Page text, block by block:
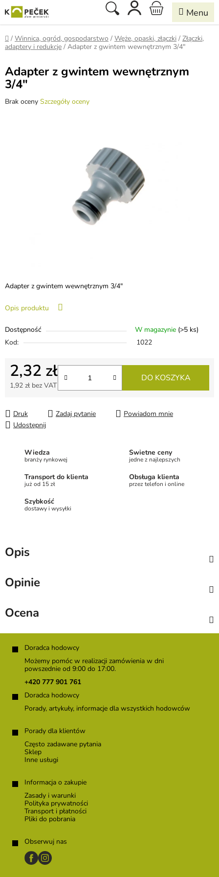
do
treści
Szukaj KOSZYK
Home
/ Winnica, ogród, gospodarstwo / Węże, opaski, złączki / Złączki,
adaptery i redukcje / Adapter z gwintem wewnętrznym 3/4"
Adapter z gwintem wewnętrznym 3/4"
Opis produktu
Dostępność W magazynie (>5 ks)
Kod:
1022
2,32 zł
1,92 zł bez VAT
DO KOSZYKA
Druk Zadaj pytanie
Powiadom mnie
Udostępnij
Adapter z gwintem wewnętrznym
3/4"
Średnia
Brak oceny Szczegóły oceny
Wiedza
branży rynkowej
Świetne ceny
jedne z najlepszych
Transport do klienta
już od 15 zł
Obsługa klienta
przez telefon i online
Szybkość
dostawy i wysyłki
Opis
Opinie
Ocena
Doradca hodowcy
Możemy pomóc w realizacji zamówienia w dni
powszednie od 9:00 do 17:00.
+420 777 901 761
Doradca hodowcy
Porady, artykuły, informacje dla wszystkich hodowców
Porady dla klientów
Często zadawane pytania
Sklep
Inne usługi
Informacja o zakupie
Zasady i warunki
Polityka prywatności
Transport i płatności
Pliki do pobrania
Obserwuj nas